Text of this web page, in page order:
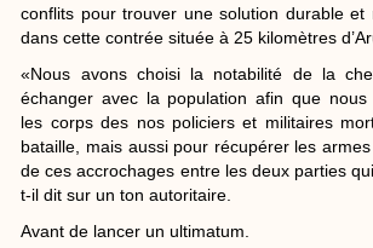
conflits pour trouver une solution durable et
dans cette contrée située à 25 kilomètres
«Nous avons choisi la notabilité de la
échanger avec la population afin que nous
les corps des nos policiers et militaires
bataille, mais aussi pour récupérer les
de ces accrochages entre les deux parties
t-il dit sur un ton autoritaire.
Avant de lancer un ultimatum.